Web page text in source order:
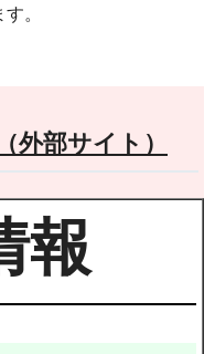
。
外部サイト）
報